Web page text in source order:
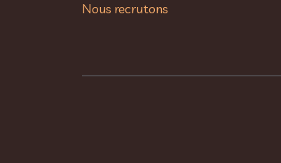
Nous recrutons